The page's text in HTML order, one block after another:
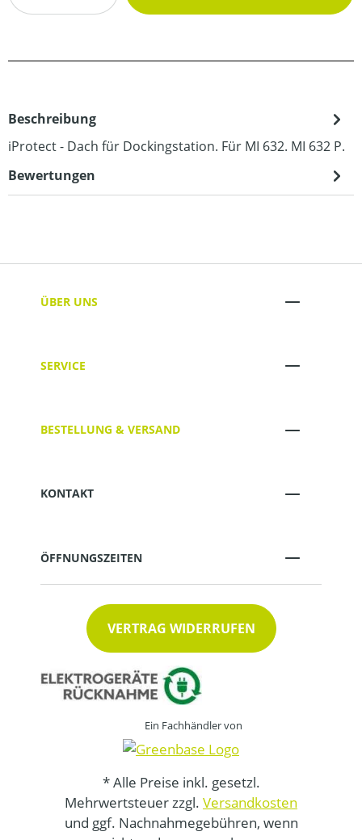
Beschreibung
iProtect - Dach für Dockingstation. Für MI 632. MI 632 P.
Bewertungen
ÜBER UNS
SERVICE
BESTELLUNG & VERSAND
KONTAKT
ÖFFNUNGSZEITEN
VERTRAG WIDERRUFEN
Ein Fachhändler von
* Alle Preise inkl. gesetzl.
Mehrwertsteuer zzgl. Versandkosten
und ggf. Nachnahmegebühren, wenn